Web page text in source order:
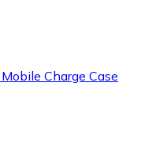
Charge Case